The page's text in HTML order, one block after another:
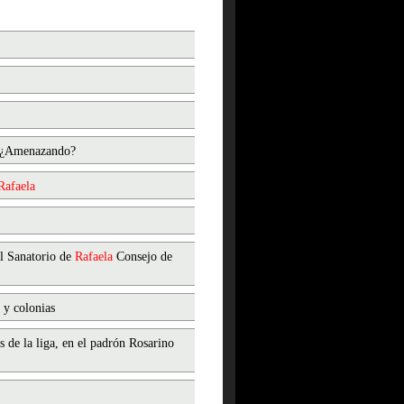
Sanatorio de Rafaela Consejo de
y colonias
de la liga, en el padrón Rosarino